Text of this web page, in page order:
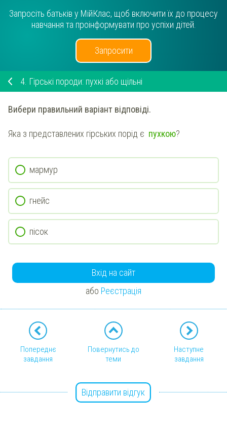
Запросіть батьків у МійКлас, щоб включити їх до процесу
навчання та проінформувати про успіхи дітей.
Запросити
4. Гірські породи: пухкі або щільні
Вибери правильний варіант відповіді.
Яка з представлених гірських порід є пухкою?
мармур
гнейс
пісок
Вхід на сайт
або Реєстрація
Попереднє
завдання
Повернутись до
теми
Наступне
завдання
Відправити відгук